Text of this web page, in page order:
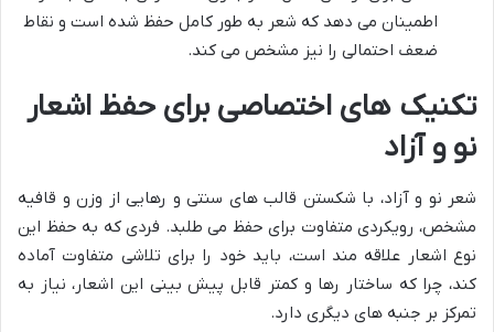
اطمینان می دهد که شعر به طور کامل حفظ شده است و نقاط
ضعف احتمالی را نیز مشخص می کند.
تکنیک های اختصاصی برای حفظ اشعار
نو و آزاد
شعر نو و آزاد، با شکستن قالب های سنتی و رهایی از وزن و قافیه
مشخص، رویکردی متفاوت برای حفظ می طلبد. فردی که به حفظ این
نوع اشعار علاقه مند است، باید خود را برای تلاشی متفاوت آماده
کند، چرا که ساختار رها و کمتر قابل پیش بینی این اشعار، نیاز به
تمرکز بر جنبه های دیگری دارد.